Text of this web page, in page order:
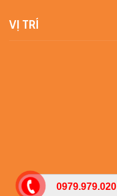
0979.979.020
VỊ TRÍ